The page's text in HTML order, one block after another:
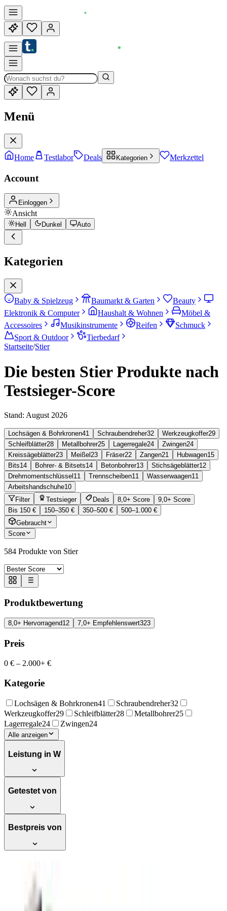
Menü
Home Testlabor Deals Kategorien Merkzettel
Account
Einloggen
Ansicht
Hell Dunkel Auto
Kategorien
Baby & Spielzeug Baumarkt & Garten
Beauty
Elektronik & Computer
Haushalt & Wohnen
Möbel &
Accessoires
Musikinstrumente Reifen
Schmuck
Sport & Outdoor
Tierbedarf
Startseite/Stier
Die besten Stier Produkte nach
Testsieger-Score
Stand: August 2026
Lochsägen & Bohrkronen41 Schraubendreher32 Werkzeugkoffer29
Schleifblätter28 Metallbohrer25 Lagerregale24 Zwingen24
Kreissägeblätter23 Meißel 23 Fräser22 Zangen21 Hubwagen15
Bits14 Bohrer- & Bitsets14 Betonbohrer13 Stichsägeblätter12
Drehmomentschlüssel 11 Trennscheiben11 Wasserwaagen11
Arbeitshandschuhe10
Filter
Testsieger Deals 8,0+ Score
9,0+ Score
Bis 150 €
150–350 € 350–500 €
500–1.000 €
Gebraucht
Score
584 Produkte von Stier
Produktbewertung
8,0+ Hervorragend12 7,0+ Empfehlenswert323
Preis
0 € – 2.000+ €
Kategorie
Lochsägen & Bohrkronen41 Schraubendreher32
Werkzeugkoffer29 Schleifblätter28 Metallbohrer25
Lagerregale24 Zwingen24
Alle anzeigen
Leistung in W
Getestet von
Bestpreis von
höhenverstellbar 590 kg, rutschfester
Stand und Arbeits-Oberfläche,
Klappbock, Arbeits-Unterstellbock,